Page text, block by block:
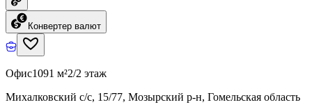
Конвертер валют
Офис1091 м²2/2 этаж
Михалковский с/с, 15/77, Мозырский р-н, Гомельская область